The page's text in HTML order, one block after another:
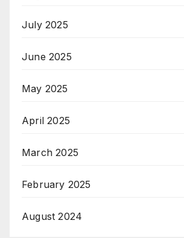
July 2025
June 2025
May 2025
April 2025
March 2025
February 2025
August 2024